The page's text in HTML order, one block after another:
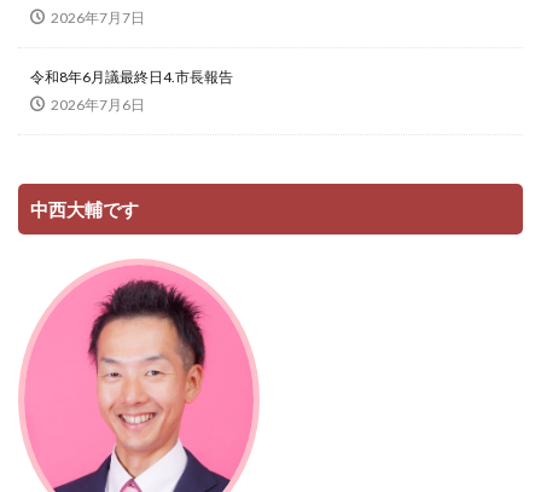
2026年7月7日
令和8年6月議最終日4.市長報告
2026年7月6日
中西大輔です